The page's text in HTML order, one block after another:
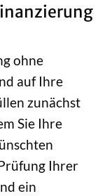
ohne
auf Ihre
zunächst
Sie Ihre
Ihrer
ein